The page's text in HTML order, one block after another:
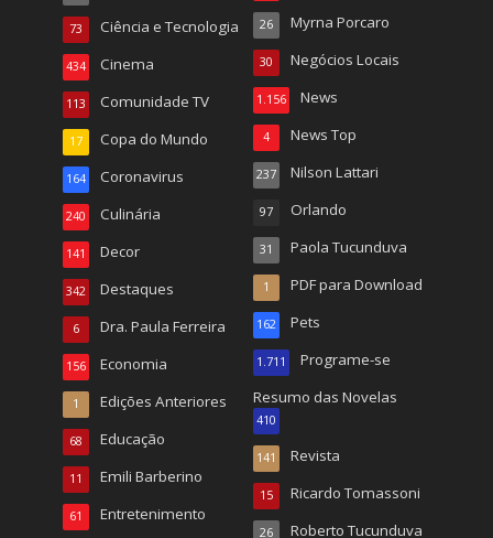
Ciência e Tecnologia
73
Cinema
434
Comunidade TV
113
Copa do Mundo
17
Coronavirus
164
Culinária
240
Decor
141
Destaques
342
Dra. Paula Ferreira
6
Economia
156
Edições Anteriores
1
Educação
68
Emili Barberino
11
Entretenimento
61
Myrna Porcaro
26
Negócios Locais
30
News
1.156
News Top
4
Nilson Lattari
237
Orlando
97
Paola Tucunduva
31
PDF para Download
1
Pets
162
Programe-se
1.711
Resumo das Novelas
410
Revista
141
Ricardo Tomassoni
15
Roberto Tucunduva
26